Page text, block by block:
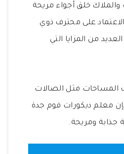
والملاك خلق أجواء مريحة
على محترف ذوي
من المزايا التي
المساحات مثل الصالات
معلم ديكورات فوم جدة
ومريحة.